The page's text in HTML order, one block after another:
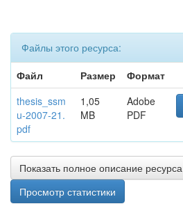
Файлы этого ресурса:
Файл
Размер
Формат
thesis_ssm
u-2007-21.
pdf
1,05
MB
Adobe
PDF
Показать полное описание ресурса
Просмотр статистики